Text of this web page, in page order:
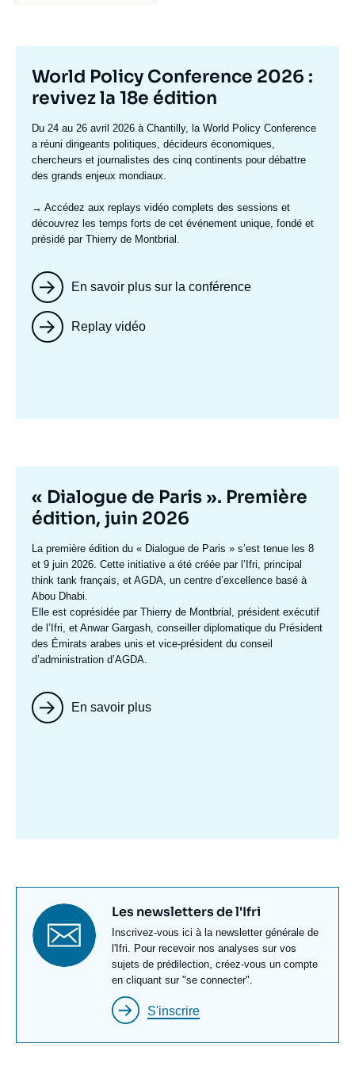
Titre
mis
en
avant
World Policy Conference 2026 :
revivez la 18e édition
Texte
accroche
Du 24 au 26 avril 2026 à Chantilly, la World Policy Conference
a réuni dirigeants politiques, décideurs économiques,
chercheurs et journalistes des cinq continents pour débattre
des grands enjeux mondiaux.
→ Accédez aux replays vidéo complets des sessions et
découvrez les temps forts de cet événement unique, fondé et
présidé par Thierry de Montbrial.
En savoir plus sur la conférence
Replay vidéo
Titre
mis
en
avant
« Dialogue de Paris ». Première
édition, juin 2026
Texte
accroche
La première édition du « Dialogue de Paris » s’est tenue les 8
et 9 juin 2026. Cette initiative a été créée par l’Ifri, principal
think tank français, et AGDA, un centre d’excellence basé à
Abou Dhabi.
Elle est coprésidée par Thierry de Montbrial , président exécutif
de l’Ifri, et Anwar Gargash, conseiller diplomatique du Président
des Émirats arabes unis et vice-président du conseil
d’administration d’AGDA.
En savoir plus
Titre
newsletter
Les newsletters de l'Ifri
Texte
Newsletter
Inscrivez-vous ici à la newsletter générale de
l'Ifri. Pour recevoir nos analyses sur vos
sujets de prédilection, créez-vous un compte
en cliquant sur "se connecter".
S'inscrire